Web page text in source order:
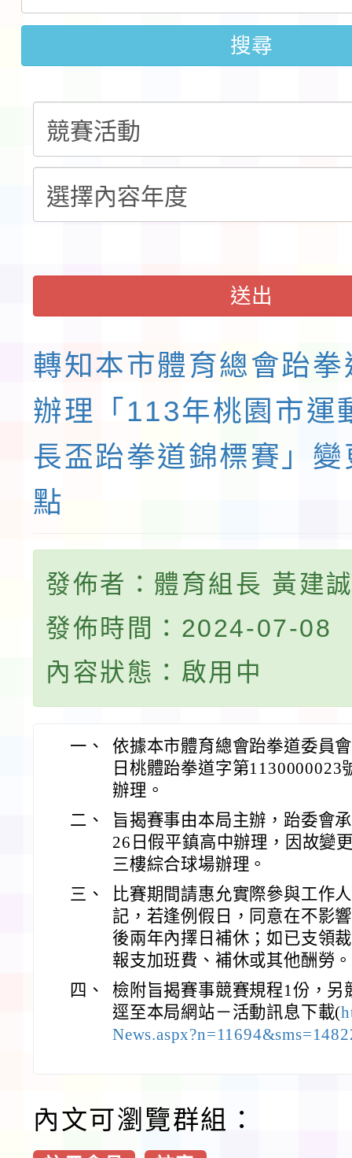
速演練執行計畫」
法」
本校115學年度第1學
第3次招考代課鐘點教
告(不再辦理後續甄選)
檢送「桃園市115學年
賽實施要點」1份
本市「115學年度學生
程安排一案
「桃園市補助參觀特色
展演活動實施計畫」
搜尋
送出
轉知本市體育總會跆
辦理「113年桃園市
長盃跆拳道錦標賽」
點
發佈者：體育組長 黃建
發佈時間：2024-07-08
內容狀態：啟用中
一、
依據本市體育總會跆拳道委員
日桃體跆拳道字第1130000023
辦理。
二、
旨揭賽事由本局主辦，跆委會
26日假平鎮高中辦理，因故變
三樓綜合球場辦理。
三、
比賽期間請惠允實際參與工作
記，若逢例假日，同意在不影
後兩年內擇日補休；如已支領
報支加班費、補休或其他酬勞。
四、
檢附旨揭賽事競賽規程1份，
逕至本局網站－活動訊息下載(
內文可瀏覽群組：